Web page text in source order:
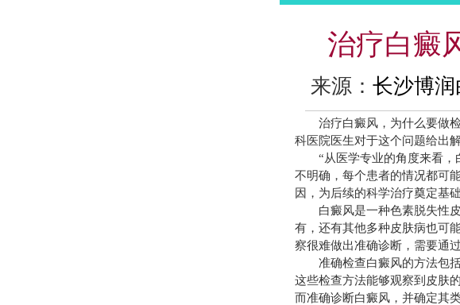
治疗白癜
来源： 长沙博
治疗白癜风，为什么要做检
科医院医生对于这个问题给出解
“从医学专业的角度来看，
不明确，每个患者的情况都可
因，为后续的科学治疗奠定基
白癜风是一种色素脱失性皮
有，还有其他多种皮肤病也可
察很难做出准确诊断，需要通
准确检查白癜风的方法包括
这些检查方法能够观察到皮肤
而准确诊断白癜风，并确定其